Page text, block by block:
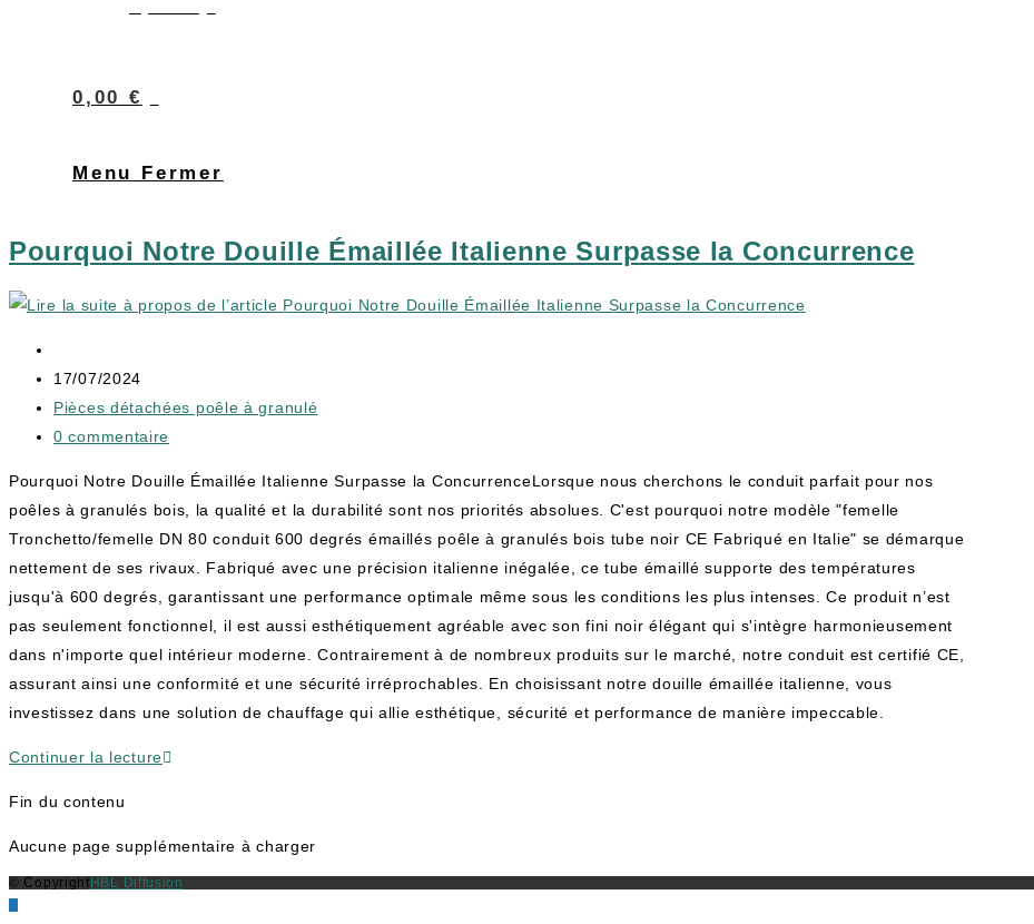
0,00 €
Menu Fermer
Pourquoi Notre Douille Émaillée Italienne Surpasse la Concurrence
17/07/2024
Pièces détachées poêle à granulé
0 commentaire
Pourquoi Notre Douille Émaillée Italienne Surpasse la ConcurrenceLorsque nous cherchons le conduit parfait pour nos
poêles à granulés bois, la qualité et la durabilité sont nos priorités absolues. C'est pourquoi notre modèle "femelle
Tronchetto/femelle DN 80 conduit 600 degrés émaillés poêle à granulés bois tube noir CE Fabriqué en Italie" se démarque
nettement de ses rivaux. Fabriqué avec une précision italienne inégalée, ce tube émaillé supporte des températures
jusqu'à 600 degrés, garantissant une performance optimale même sous les conditions les plus intenses. Ce produit n’est
pas seulement fonctionnel, il est aussi esthétiquement agréable avec son fini noir élégant qui s'intègre harmonieusement
dans n'importe quel intérieur moderne. Contrairement à de nombreux produits sur le marché, notre conduit est certifié CE,
assurant ainsi une conformité et une sécurité irréprochables. En choisissant notre douille émaillée italienne, vous
investissez dans une solution de chauffage qui allie esthétique, sécurité et performance de manière impeccable.
Continuer la lecture
Fin du contenu
Aucune page supplémentaire à charger
© Copyright HBL Diffusion